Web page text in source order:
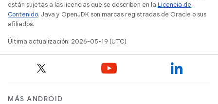
están sujetas a las licencias que se describen en la Licencia de
Contenido. Java y OpenJDK son marcas registradas de Oracle o sus
afiliados.
Última actualización: 2026-05-19 (UTC)
MÁS ANDROID